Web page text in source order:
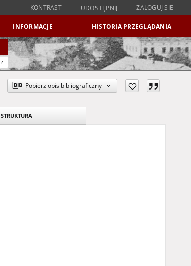
KONTRAST UDOSTĘPNIJ ZALOGUJ SIĘ
INFORMACJE HISTORIA PRZEGLĄDANIA
?
Pobierz opis bibliograficzny
STRUKTURA